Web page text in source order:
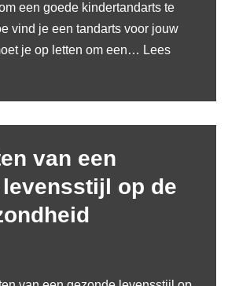
een goede kindertandarts te
vind je een tandarts voor jouw
je op letten om een… Lees
van een
op de